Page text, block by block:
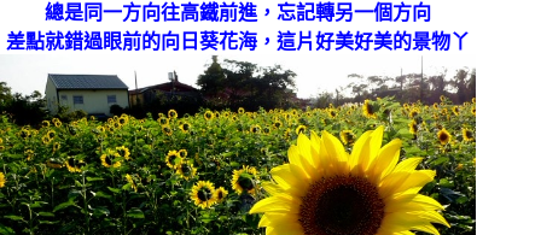
總是同一方向往高鐵前進，忘記轉另一個方向
差點就錯過眼前的向日葵花海，這片好美好美的景物丫